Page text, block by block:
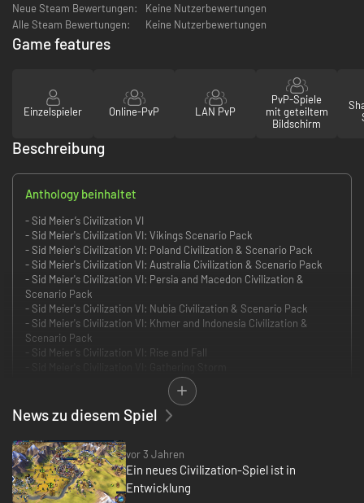
Neue Steam Bewertungen:
Keine Nutzerbewertungen
Alle Steam Bewertungen:
Keine Nutzerbewertungen
Game features
Einzelspieler Online-PvP LAN PvP
PvP-Spiele
mit geteiltem
Bildschirm
Beschreibung
Anthology beinhaltet
- Sid Meier’s Civilization VI
- Sid Meier's Civilization VI: Vikings Scenario Pack
- Sid Meier's Civilization VI: Poland Civilization & Scenario Pack
- Sid Meier's Civilization VI: Australia Civilization & Scenario Pack
- Sid Meier's Civilization VI: Persia and Macedon Civilization &
Scenario Pack
- Sid Meier's Civilization VI: Nubia Civilization & Scenario Pack
- Sid Meier's Civilization VI: Khmer and Indonesia Civilization &
Scenario Pack
- Sid Meier’s Civilization VI: Rise and Fall
- Sid Meier's Civilization VI: Maya & Gran Colombia Pack
- Sid Meier's Civilization VI: Ethiopia Pack
- Sid Meier's Civilization VI: Teddy Roosevelt Persona Pack
- Sid Meier's Civilization VI: Byzantium & Gaul Pack
- Sid Meier's Civilization VI: Catherine de Medici Persona Pack
- Sid Meier's Civilization VI: Babylon Pack
- Sid Meier's Civilization VI: Vietnam & Kublai Khan Pack
- Sid Meier's Civilization VI: Portugal Pack
News zu diesem Spiel
vor 3 Jahren
Ein neues Civilization-Spiel ist in
Entwicklung